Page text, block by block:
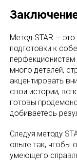
Метод STAR — это
подготовки к
перфекционистам
много деталей,
акцентировать
свои истории,
готовы
добиваетесь
Следуя методу
опыте так, чтобы
умеющего